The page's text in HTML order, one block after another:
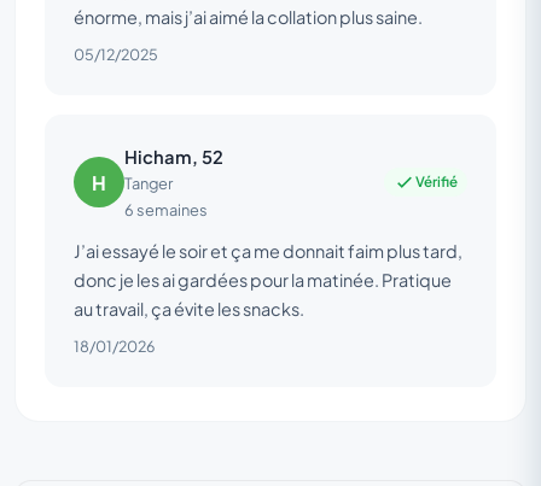
énorme, mais j’ai aimé la collation plus saine.
05/12/2025
H
Hicham, 52
Tanger
6 semaines
Vérifié
J’ai essayé le soir et ça me donnait faim plus tard,
donc je les ai gardées pour la matinée. Pratique
au travail, ça évite les snacks.
18/01/2026